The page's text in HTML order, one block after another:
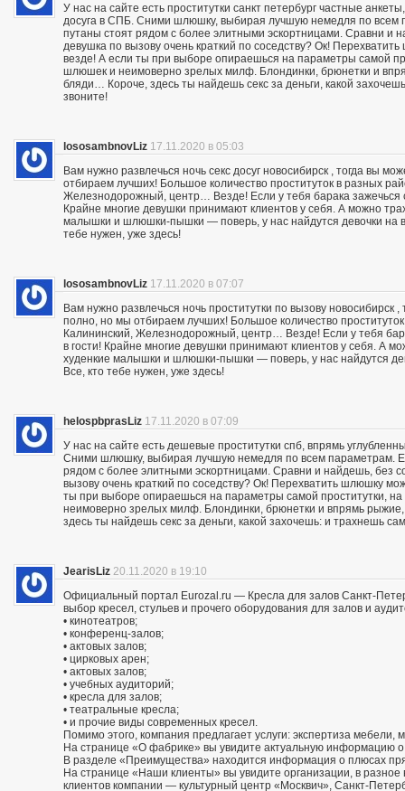
У нас на сайте есть проститутки санкт петербург частные
досуга в СПБ. Сними шлюшку, выбирая лучшую немедля по всем
путаны стоят рядом с более элитными эскортницами. Сравни и
девушка по вызову очень краткий по соседству? Ок!
везде! А если ты при выборе опираешься на параметры самой
шлюшек и неимоверно зрелых милф. Блондинки, брюнетки и
бляди… Короче, здесь ты найдешь секс за деньги, какой
звоните!
lososambnovLiz 17.11.2020 в 05:03
Вам нужно развлечься ночь секс досуг новосибирск , тогда вы
отбираем лучших! Большое количество проституток в разных
Железнодорожный, центр… Везде! Если у тебя барака зажечься
Крайне многие девушки принимают клиентов у себя. А можно
малышки и шлюшки-пышки — поверь, у нас найдутся девочки на
тебе нужен, уже здесь!
lososambnovLiz 17.11.2020 в 07:07
Вам нужно развлечься ночь проститутки по вызову
полно, но мы отбираем лучших! Большое количество
Калининский, Железнодорожный, центр… Везде! Если у тебя
в гости! Крайне многие девушки принимают клиентов у себя. А
худенкие малышки и шлюшки-пышки — поверь, у нас найдутся
Все, кто тебе нужен, уже здесь!
helospbprasLiz 17.11.2020 в 07:09
У нас на сайте есть дешевые проститутки спб, впрямь
Сними шлюшку, выбирая лучшую немедля по всем параметрам.
рядом с более элитными эскортницами. Сравни и найдешь, без
вызову очень краткий по соседству? Ок! Перехватить шлюшку
ты при выборе опираешься на параметры самой проститутки,
неимоверно зрелых милф. Блондинки, брюнетки и впрямь
здесь ты найдешь секс за деньги, какой захочешь: и трахнешь
JearisLiz 20.11.2020 в 19:10
Официальный портал Eurozal.ru — Кресла для залов Санкт-
выбор кресел, стульев и прочего оборудования для залов и
• кинотеатров;
• конференц-залов;
• актовых залов;
• цирковых арен;
• актовых залов;
• учебных аудиторий;
• кресла для залов;
• театральные кресла;
• и прочие виды современных кресел.
Помимо этого, компания предлагает услуги: экспертиза
На странице «О фабрике» вы увидите актуальную информацию
В разделе «Преимущества» находится информация о плюсах
На странице «Наши клиенты» вы увидите организации, в
клиентов компании — культурный центр «Москвич», Санкт-